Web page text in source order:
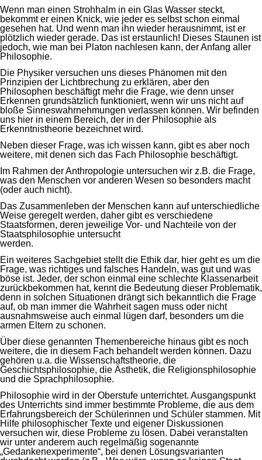
Wenn man einen Strohhalm in ein Glas Wasser steckt,
bekommt er einen Knick, wie jeder es selbst schon einmal
gesehen hat. Und wenn man ihn wieder herausnimmt, ist er
plötzlich wieder gerade. Das ist erstaunlich! Dieses Staunen ist
jedoch, wie man bei Platon nachlesen kann, der Anfang aller
Philosophie.
Die Physiker versuchen uns dieses Phänomen mit den
Prinzipien der Lichtbrechung zu erklären, aber den
Philosophen beschäftigt mehr die Frage, wie denn unser
Erkennen grundsätzlich funktioniert, wenn wir uns nicht auf
bloße Sinneswahrnehmungen verlassen können. Wir befinden
uns hier in einem Bereich, der in der Philosophie als
Erkenntnistheorie bezeichnet wird.
Neben dieser Frage, was ich wissen kann, gibt es aber noch
weitere, mit denen sich das Fach Philosophie beschäftigt.
Im Rahmen der Anthropologie untersuchen wir z.B. die Frage,
was den Menschen vor anderen Wesen so besonders macht
(oder auch nicht).
Das Zusammenleben der Menschen kann auf unterschiedliche
Weise geregelt werden, daher gibt es verschiedene
Staatsformen, deren jeweilige Vor- und Nachteile von der
Staatsphilosophie untersucht
werden.
Ein weiteres Sachgebiet stellt die Ethik dar, hier geht es um die
Frage, was richtiges und falsches Handeln, was gut und was
böse ist. Jeder, der schon einmal eine schlechte Klassenarbeit
zurückbekommen hat, kennt die Bedeutung dieser Problematik,
denn in solchen Situationen drängt sich bekanntlich die Frage
auf, ob man immer die Wahrheit sagen muss oder nicht
ausnahmsweise auch einmal lügen darf, besonders um die
armen Eltern zu schonen.
Über diese genannten Themenbereiche hinaus gibt es noch
weitere, die in diesem Fach behandelt werden können. Dazu
gehören u.a. die Wissenschaftstheorie, die
Geschichtsphilosophie, die Ästhetik, die Religionsphilosophie
und die Sprachphilosophie.
Philosophie wird in der Oberstufe unterrichtet. Ausgangspunkt
des Unterrichts sind immer bestimmte Probleme, die aus dem
Erfahrungsbereich der Schülerinnen und Schüler stammen. Mit
Hilfe philosophischer Texte und eigener Diskussionen
versuchen wir, diese Probleme zu lösen. Dabei veranstalten
wir unter anderem auch regelmäßig sogenannte
„Gedankenexperimente“, bei denen Lösungsvarianten